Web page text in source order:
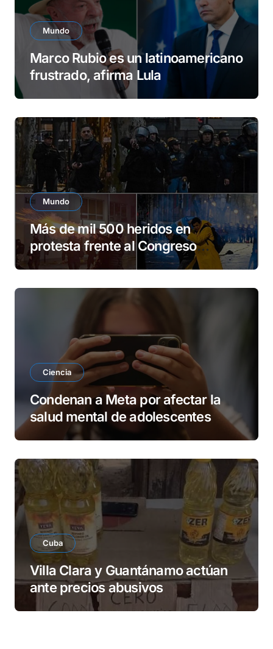
Mundo
Marco Rubio es un latinoamericano
frustrado, afirma Lula
Mundo
Más de mil 500 heridos en
protesta frente al Congreso
argentino
Ciencia
Condenan a Meta por afectar la
salud mental de adolescentes
Cuba
Villa Clara y Guantánamo actúan
ante precios abusivos